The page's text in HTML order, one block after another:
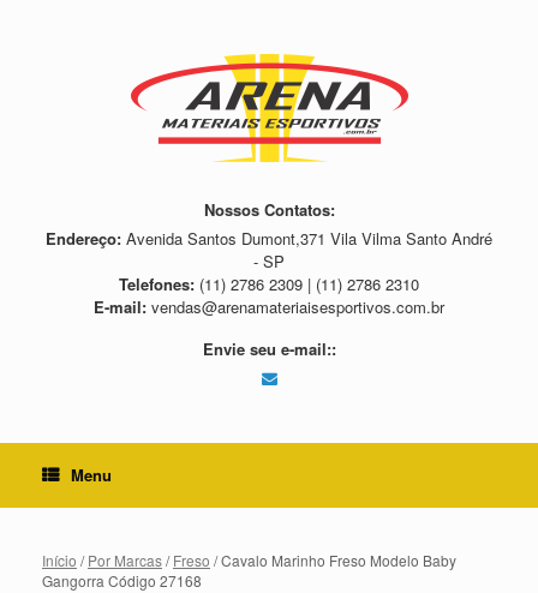
Nossos Contatos:
Endereço: Avenida Santos Dumont,371 Vila Vilma Santo André
- SP
Telefones: (11) 2786 2309 | (11) 2786 2310
E-mail: vendas@arenamateriaisesportivos.com.br
Envie seu e-mail::
Menu
Início /Por Marcas/Freso / Cavalo Marinho Freso Modelo Baby
Gangorra Código 27168